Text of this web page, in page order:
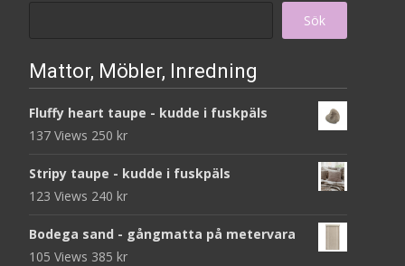
Sök
Mattor, Möbler, Inredning
Fluffy heart taupe - kudde i fuskpäls
137 Views 250 kr
Stripy taupe - kudde i fuskpäls
123 Views 240 kr
Bodega sand - gångmatta på metervara
105 Views 385 kr